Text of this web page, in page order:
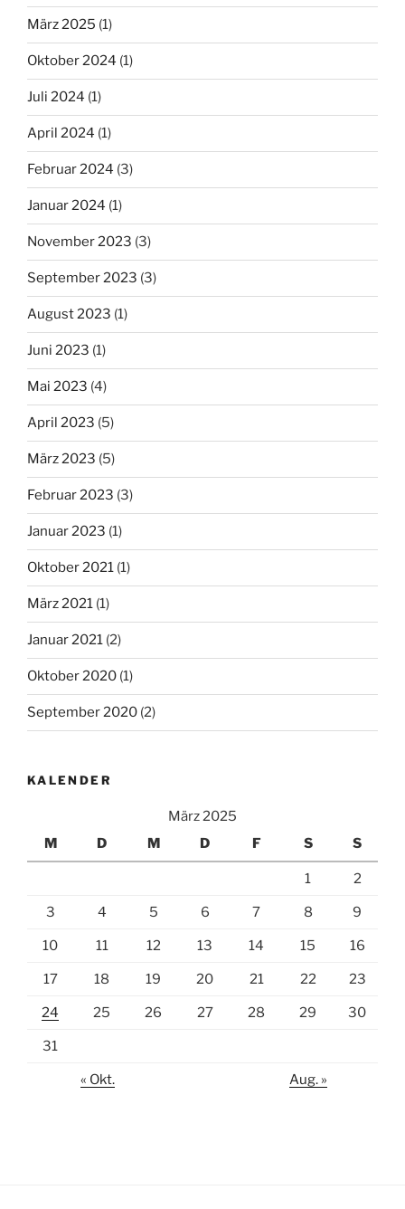
März 2025 (1)
Oktober 2024 (1)
Juli 2024 (1)
April 2024 (1)
Februar 2024 (3)
Januar 2024 (1)
November 2023 (3)
September 2023 (3)
August 2023 (1)
Juni 2023 (1)
Mai 2023 (4)
April 2023 (5)
März 2023 (5)
Februar 2023 (3)
Januar 2023 (1)
Oktober 2021 (1)
März 2021 (1)
Januar 2021 (2)
Oktober 2020 (1)
September 2020 (2)
KALENDER
März 2025
M
D M D F S S
1 2
3 4 5 6 7 8 9
10 11 12 13 14 15 16
17 18 19 20 21 22 23
24 25 26 27 28 29 30
31
« Okt. Aug. »